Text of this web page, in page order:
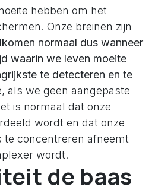
hebben om het
Onze breinen zijn
normaal dus wanneer
waarin we leven moeite
te detecteren en te
als we geen aangepaste
is normaal dat onze
wordt en dat onze
te concentreren afneemt
wordt.
de baas